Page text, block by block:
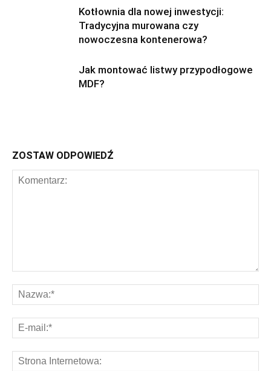
Kotłownia dla nowej inwestycji:
Tradycyjna murowana czy
nowoczesna kontenerowa?
Jak montować listwy przypodłogowe
MDF?
ZOSTAW ODPOWIEDŹ